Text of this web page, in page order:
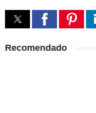
Recomendado